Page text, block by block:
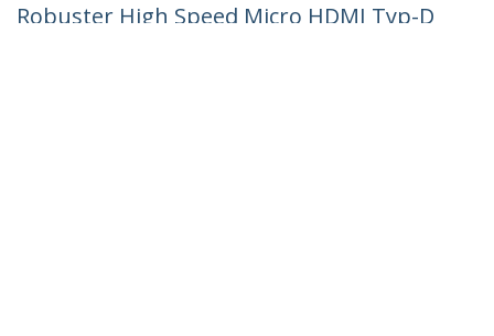
Robuster High Speed Micro HDMI Typ-D